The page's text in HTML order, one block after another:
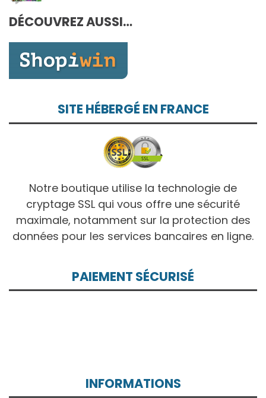
à
DÉCOUVREZ AUSSI…
SITE HÉBERGÉ EN FRANCE
Notre boutique utilise la technologie de
cryptage SSL qui vous offre une sécurité
maximale, notamment sur la protection des
données pour les services bancaires en ligne.
PAIEMENT SÉCURISÉ
INFORMATIONS